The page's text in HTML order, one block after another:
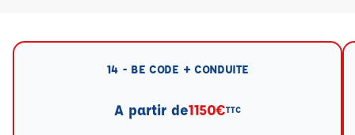
14 - BE CODE + CONDUITE
A partir de1150€TTC